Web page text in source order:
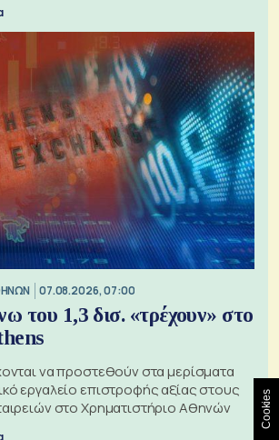
07.08.2026, 07:00
του 1,3 δισ. «τρέχουν» στο
να προστεθούν στα μερίσματα
εργαλείο επιστροφής αξίας στους
στο Χρηματιστήριο Αθηνών
Cookies